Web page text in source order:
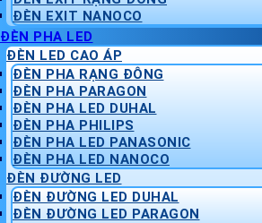
ĐÈN EXIT NANOCO
ĐÈN PHA LED
ĐÈN LED CAO ÁP
ĐÈN PHA RẠNG ĐÔNG
ĐÈN PHA PARAGON
ĐÈN PHA LED DUHAL
ĐÈN PHA PHILIPS
ĐÈN PHA LED PANASONIC
ĐÈN PHA LED NANOCO
ĐÈN ĐƯỜNG LED
ĐÈN ĐƯỜNG LED DUHAL
ĐÈN ĐƯỜNG LED PARAGON